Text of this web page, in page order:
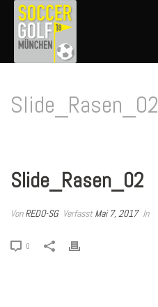
Slide_Rasen_02
Slide_Rasen_02
VonREDO-SG VerfasstMai 7, 2017 In
0